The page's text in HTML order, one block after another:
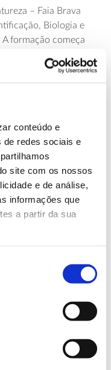
conteúdo e
de redes sociais e
site com os nossos
e de análise,
informações que
a partir da sua
– Faia Brava
Biologia e
A formação começa
intensa atividade
observação e
ObservArribas e
em Portugal.
em risco:
das-espigas: